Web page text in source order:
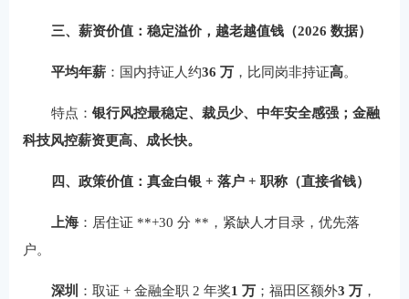
三、薪资价值：稳定溢价，越老越值钱（2026 数据）
平均年薪：国内持证人约36 万，比同岗非持证高。
特点： 银行风控最稳定、裁员少、中年安全感强；金融
科技风控薪资更高、成长快。
四、政策价值：真金白银 + 落户 + 职称（直接省钱）
上海：居住证 **+30 分 **，紧缺人才目录，优先落
户。
深圳 ：取证 + 金融全职 2 年奖1 万；福田区额外3 万，